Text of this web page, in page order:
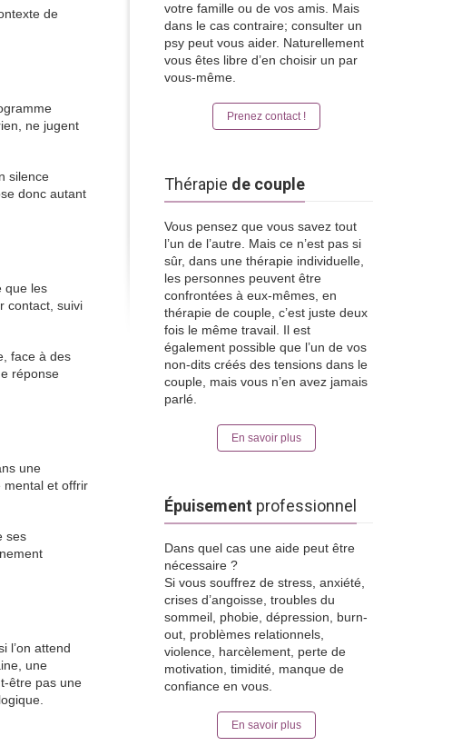
de
ne jugent
silence
donc autant
que les
contact, suivi
face à des
réponse
une
mental et offrir
ses
l’on attend
une
être pas une
votre famille ou de vos amis. Mais
dans le cas contraire; consulter un
psy peut vous aider. Naturellement
vous êtes libre d’en choisir un par
vous-même.
Prenez contact !
Thérapie de couple
Vous pensez que vous savez tout
l’un de l’autre. Mais ce n’est pas si
sûr, dans une thérapie individuelle,
les personnes peuvent être
confrontées à eux-mêmes, en
thérapie de couple, c’est juste deux
fois le même travail. Il est
également possible que l’un de vos
non-dits créés des tensions dans le
couple, mais vous n’en avez jamais
parlé.
En savoir plus
Épuisement professionnel
Dans quel cas une aide peut être
nécessaire ?
Si vous souffrez de stress, anxiété,
crises d’angoisse, troubles du
sommeil, phobie, dépression, burn-
out, problèmes relationnels,
violence, harcèlement, perte de
motivation, timidité, manque de
confiance en vous.
En savoir plus